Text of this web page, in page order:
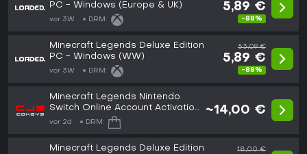
PC - Windows (Europe & UK)
vor 3W DRM:
5,89 €
-88%
Minecraft Legends Deluxe Edition
PC - Windows (WW)
vor 3W DRM:
53,09 €
5,89 €
-88%
Minecraft Legends Nintendo
Switch Online Account Activation
(GLOBAL)
vor 2d DRM:
~14,00 €
Minecraft Legends Deluxe Edition
18,00 €